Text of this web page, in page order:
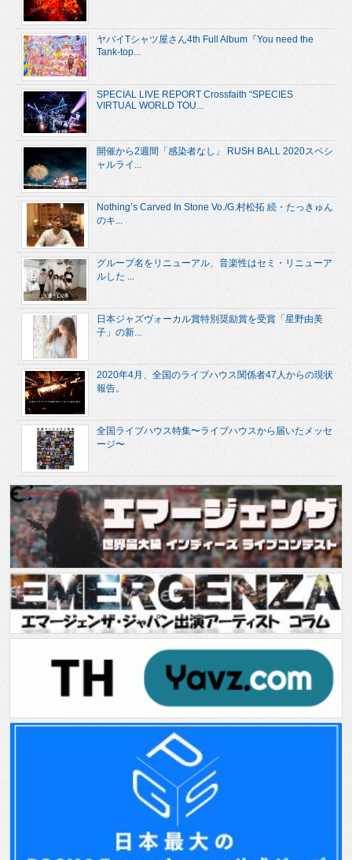
ヤバイTシャツ屋さん4th Full Album『You need the
Tank-top...
SPECIAL LIVE REPORT Crossfaith “SPECIES
VIRTUAL WORLD TOU...
開催から2週間「感染者なし」 RUSH BALL 2020スペシ
ャルライ...
Nothing’s Carved In Stone Vo./G.村松拓 続・たっきゅん
のキ...
グループ名をリニューアル、音楽性はセミ・リニューア
ルした ...
日本ジャズヴォーカル賞特別奨励賞を受賞「星野由美
子」の新...
2020年4月、全国のライブハウス関係者47人からの現状
報告。
全国ライブハウス特集〜ライブハウスから届いたメッセ
ージ〜